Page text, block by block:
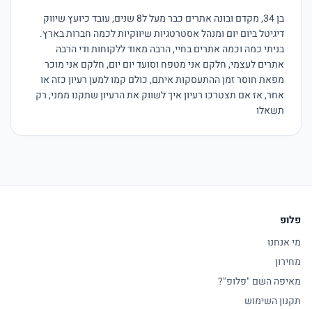
תשאלו
פלופ
מי אנחנו
מחירון
מאיפה השם "פלופ"?
תקנון השימוש